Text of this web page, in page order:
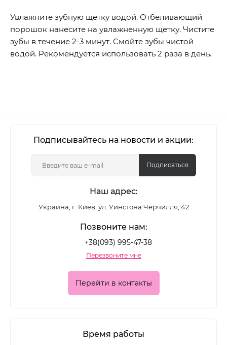
Увлажните зубную щетку водой. Отбеливающий
порошок нанесите на увлажненную щетку. Чистите
зубы в течение 2-3 минут. Смойте зубы чистой
водой. Рекомендуется использовать 2 раза в день.
Подписывайтесь на новости и акции:
Подписаться
Наш адрес:
Украина, г. Киев, ул. Уинстона Черчилля, 42
Позвоните нам:
+38(093) 995-47-38
Перезвоните мне
Перейти в контакты
Время работы